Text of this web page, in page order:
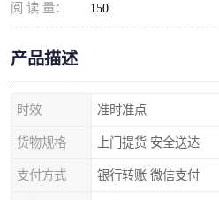
阅 读 量： 150
产品描述
时效 准时准点
货物规格 上门提货 安全送达
支付方式 银行转账 微信支付